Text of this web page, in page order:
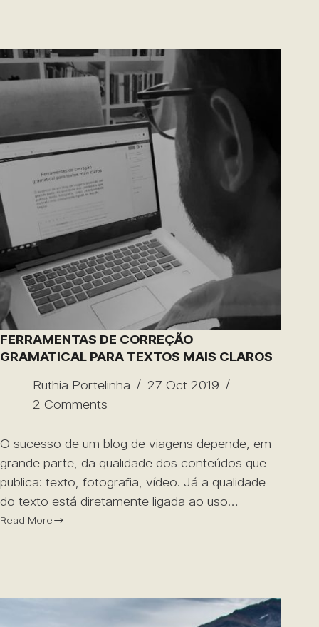
FERRAMENTAS DE CORREÇÃO
GRAMATICAL PARA TEXTOS MAIS CLAROS
Ruthia Portelinha
27 Oct 2019
2 Comments
O sucesso de um blog de viagens depende, em
grande parte, da qualidade dos conteúdos que
publica: texto, fotografia, vídeo. Já a qualidade
do texto está diretamente ligada ao uso…
Read More